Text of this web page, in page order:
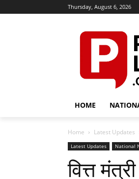
Thursday, August 6, 2026
HOME
Home Latest Updates
Latest Updates National
वित्त